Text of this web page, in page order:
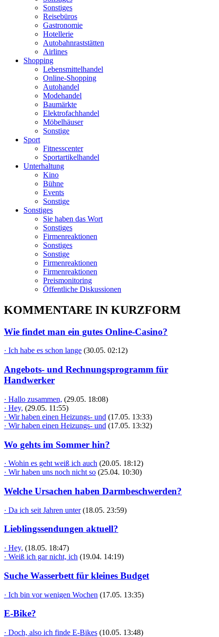
Sonstiges
Reisebüros
Gastronomie
Hotellerie
Autobahnraststätten
Airlines
Shopping
Lebensmittelhandel
Online-Shopping
Autohandel
Modehandel
Baumärkte
Elektrofachhandel
Möbelhäuser
Sonstige
Sport
Fitnesscenter
Sportartikelhandel
Unterhaltung
Kino
Bühne
Events
Sonstige
Sonstiges
Sie haben das Wort
Sonstiges
Firmenreaktionen
Sonstiges
Sonstige
Firmenreaktionen
Firmenreaktionen
Preismonitoring
Öffentliche Diskussionen
KOMMENTARE IN KURZFORM
Wie findet man ein gutes Online-Casino?
· Ich habe es schon lange (30.05. 02:12)
Angebots- und Rechnungsprogramm für
Handwerker
· Hallo zusammen, (29.05. 18:08)
· Hey, (29.05. 11:55)
· Wir haben einen Heizungs- und (17.05. 13:33)
· Wir haben einen Heizungs- und (17.05. 13:32)
Wo gehts im Sommer hin?
· Wohin es geht weiß ich auch (20.05. 18:12)
· Wir haben uns noch nicht so (25.04. 10:30)
Welche Ursachen haben Darmbeschwerden?
· Da ich seit Jahren unter (18.05. 23:59)
Lieblingssendungen aktuell?
· Hey, (18.05. 18:47)
· Weiß ich gar nicht, ich (19.04. 14:19)
Suche Wasserbett für kleines Budget
· Ich bin vor wenigen Wochen (17.05. 13:35)
E-Bike?
· Doch, also ich finde E-Bikes (10.05. 13:48)